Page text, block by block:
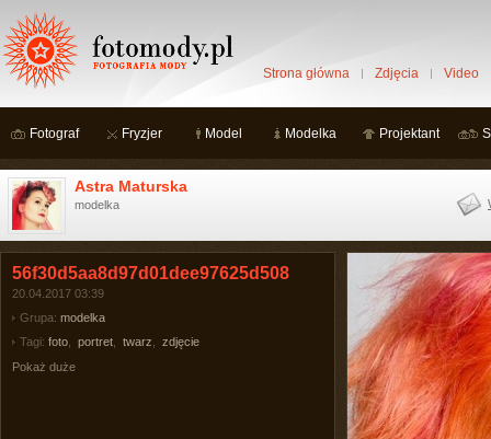
Strona główna Zdjęcia Video
Fotograf Fryzjer Model Modelka Projektant
Astra Maturska
modelka
56f30d5aa8d97d01dee97625d508
20.04.2017 03:39
Grupa: modelka
Tagi: foto portret twarz
zdjęcie
Pokaż duże